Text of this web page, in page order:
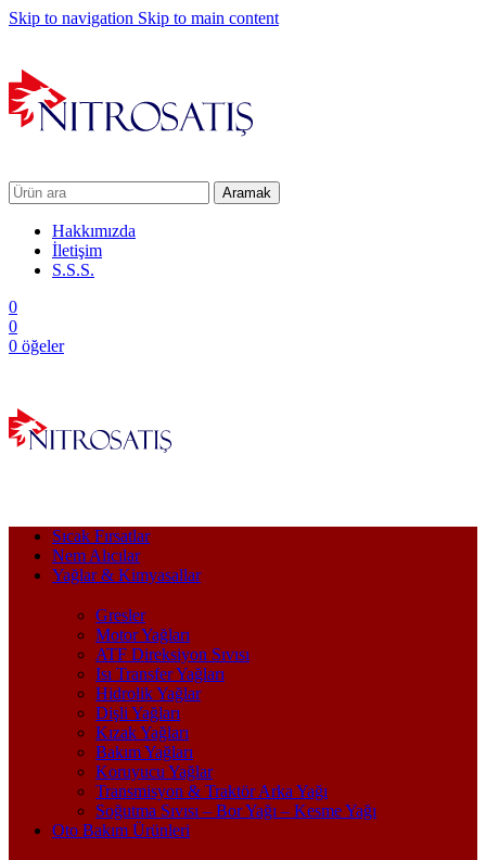
Skip to navigation Skip to main content
Aramak
Hakkımızda
İletişim
S.S.S.
0
0
0 öğeler
Sıcak Fırsatlar
Nem Alıcılar
Yağlar & Kimyasallar
Gresler
Motor Yağları
ATF Direksiyon Sıvısı
Isı Transfer Yağları
Hidrolik Yağlar
Dişli Yağları
Kızak Yağları
Bakım Yağları
Koruyucu Yağlar
Transmisyon & Traktör Arka Yağı
Soğutma Sıvısı – Bor Yağı – Kesme Yağı
Oto Bakım Ürünleri